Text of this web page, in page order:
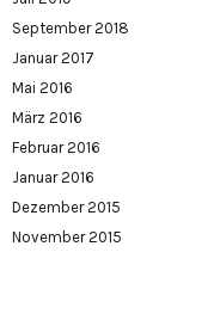
September 2018
Januar 2017
Mai 2016
März 2016
Februar 2016
Januar 2016
Dezember 2015
November 2015